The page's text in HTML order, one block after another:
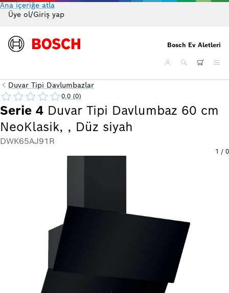
Ana içeriğe atla
Üye ol/Giriş yap
Bosch Ev Aletleri
Duvar Tipi Davlumbazlar
Serie 4 Duvar Tipi Davlumbaz 60 cm
NeoKlasik, , Düz siyah
DWK65AJ91R
0.0 (0)
1 / 0